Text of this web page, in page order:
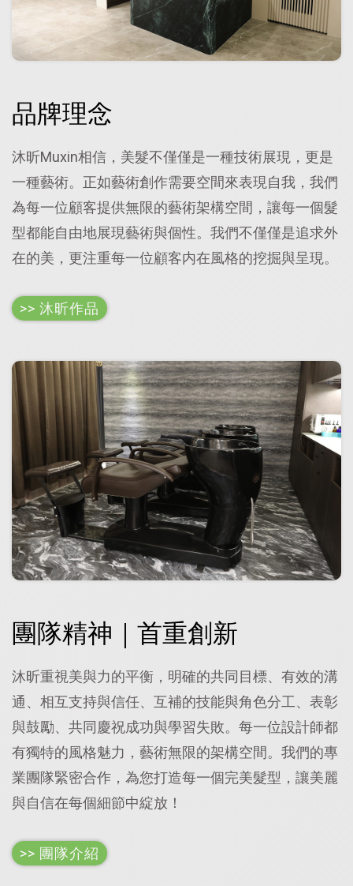
品牌理念
沐昕Muxin相信，美髮不僅僅是一種技術展現，更是
一種藝術。正如藝術創作需要空間來表現自我，我們
為每一位顧客提供無限的藝術架構空間，讓每一個髮
型都能自由地展現藝術與個性。我們不僅僅是追求外
在的美，更注重每一位顧客内在風格的挖掘與呈現。
>> 沐昕作品
團隊精神｜首重創新
沐昕重視美與力的平衡，明確的共同目標、有效的溝
通、相互支持與信任、互補的技能與角色分工、表彰
與鼓勵、共同慶祝成功與學習失敗。每一位設計師都
有獨特的風格魅力，藝術無限的架構空間。我們的專
業團隊緊密合作，為您打造每一個完美髮型，讓美麗
與自信在每個細節中綻放！
>> 團隊介紹